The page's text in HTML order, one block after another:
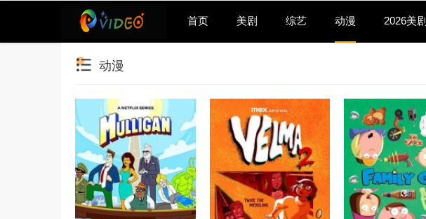
首页 美剧 综艺 动漫 2026美剧
动漫